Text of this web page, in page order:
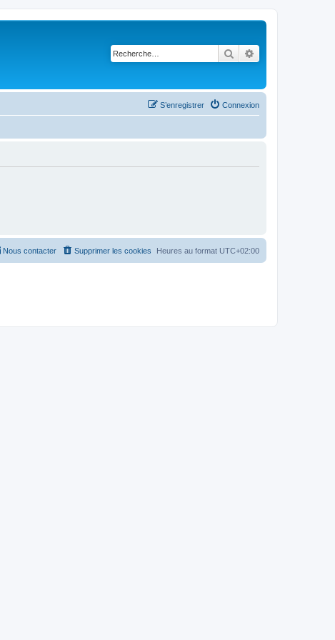
Rechercher
Connexion
S’enregistrer
Heures au format UTC+02:00
Supprimer les cookies
Nous contacter